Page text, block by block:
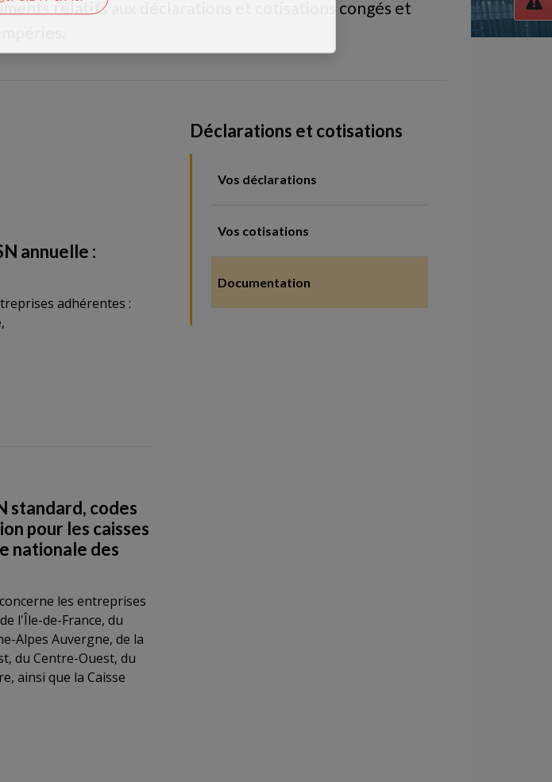
relatifs aux déclarations et cotisations congés et
annuelle :
adhérentes :
standard, codes
pour les caisses
nationale des
les entreprises
l'Île-de-France, du
Alpes Auvergne, de la
du Centre-Ouest, du
ainsi que la Caisse
Déclarations et cotisations
Vos déclarations
Vos cotisations
Documentation